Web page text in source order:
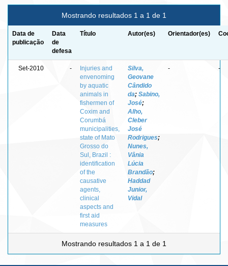
Mostrando resultados 1 a 1 de 1
Data de
publicação
Data
de
defesa
Título Autor(es) Orientador(es)
Set-2010 -
Injuries and
envenoming
by aquatic
animals in
fishermen of
Coxim and
Corumbá
municipalities,
state of Mato
Grosso do
Sul, Brazil :
identification
of the
causative
agents,
clinical
aspects and
first aid
measures
Silva,
Geovane
Cândido
da; Sabino,
José;
Alho,
Cleber
José
Rodrigues;
Nunes,
Vânia
Lúcia
Brandão;
Haddad
Junior,
Vidal
- -
Mostrando resultados 1 a 1 de 1